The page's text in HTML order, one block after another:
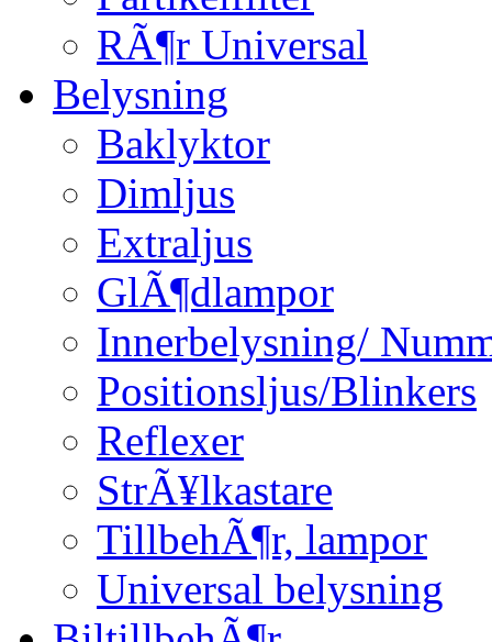
RÃ¶r Universal
Belysning
Baklyktor
Dimljus
Extraljus
GlÃ¶dlampor
Innerbelysning/
Positionsljus/Blinkers
Reflexer
StrÃ¥lkastare
TillbehÃ¶r, lampor
Universal belysning